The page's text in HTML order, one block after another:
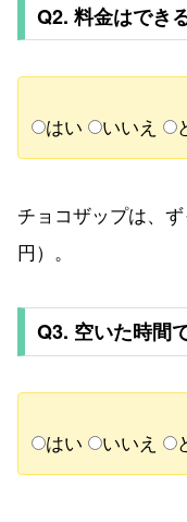
Q2. 料金はでき
はい いいえ
チョコザップは、
円）。
Q3. 空いた時間
はい いいえ